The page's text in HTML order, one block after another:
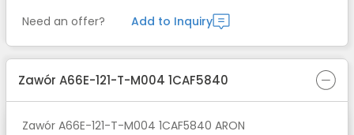
Need an offer? Add to Inquiry
Zawór A66E-121-T-M004 1CAF5840
Zawór A66E-121-T-M004 1CAF5840 ARON